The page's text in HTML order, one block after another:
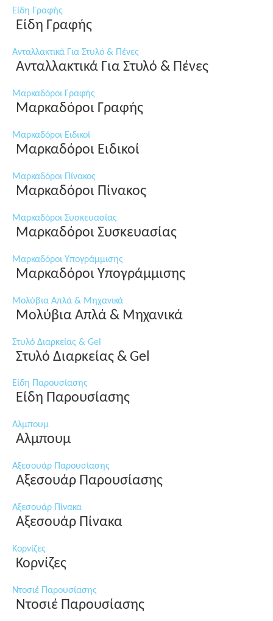
Είδη Γραφής
Είδη Γραφής
Ανταλλακτικά Για Στυλό & Πένες
Ανταλλακτικά Για Στυλό & Πένες
Μαρκαδόροι Γραφής
Μαρκαδόροι Γραφής
Μαρκαδόροι Ειδικοί
Μαρκαδόροι Ειδικοί
Μαρκαδόροι Πίνακος
Μαρκαδόροι Πίνακος
Μαρκαδόροι Συσκευασίας
Μαρκαδόροι Συσκευασίας
Μαρκαδόροι Υπογράμμισης
Μαρκαδόροι Υπογράμμισης
Μολύβια Απλά & Μηχανικά
Μολύβια Απλά & Μηχανικά
Στυλό Διαρκείας & Gel
Στυλό Διαρκείας & Gel
Είδη Παρουσίασης
Είδη Παρουσίασης
Αλμπουμ
Αλμπουμ
Αξεσουάρ Παρουσίασης
Αξεσουάρ Παρουσίασης
Αξεσουάρ Πίνακα
Αξεσουάρ Πίνακα
Κορνίζες
Κορνίζες
Ντοσιέ Παρουσίασης
Ντοσιέ Παρουσίασης